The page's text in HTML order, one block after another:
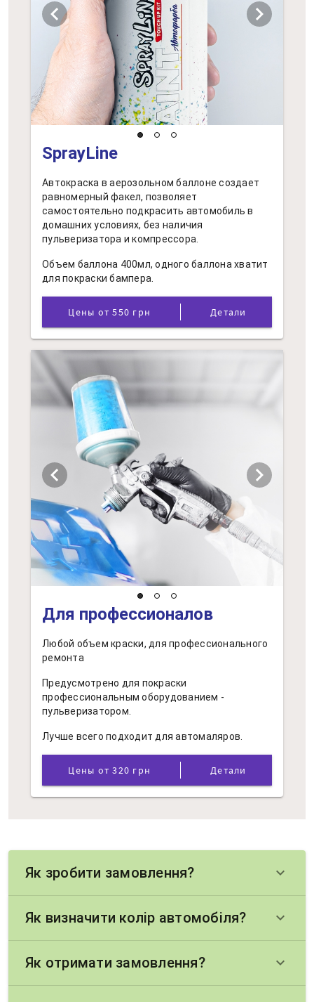
chevron_left chevron_right
SprayLine
Автокраска в аерозольном баллоне создает
равномерный факел, позволяет
самостоятельно подкрасить автомобиль в
домашних условиях, без наличия
пульверизатора и компрессора.
Объем баллона 400мл, одного баллона хватит
для покраски бампера.
Цены от 550 грн Детали
chevron_left chevron_right
Для профессионалов
Любой объем краски, для профессионального
ремонта
Предусмотрено для покраски
профессиональным оборудованием -
пульверизатором.
Лучше всего подходит для автомаляров.
Цены от 320 грн Детали
Як зробити замовлення? keyboard_arrow_down
Як визначити колір автомобіля? keyboard_arrow_down
Як отримати замовлення? keyboard_arrow_down